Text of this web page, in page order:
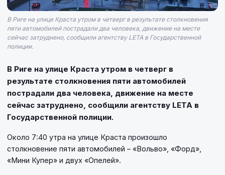
В Риге на улице Краста утром в четверг в результате столкновения
пяти автомобилей пострадали два человека, движение на месте
сейчас затруднено, сообщили агентству LETA в Государственной
полиции.
В Риге на улице Краста утром в четверг в
результате столкновения пяти автомобилей
пострадали два человека, движение на месте
сейчас затруднено, сообщили агентству LETA в
Государственной полиции.
Около 7:40 утра на улице Краста произошло
столкновение пяти автомобилей – «Вольво», «Форд»,
«Мини Купер» и двух «Опелей».